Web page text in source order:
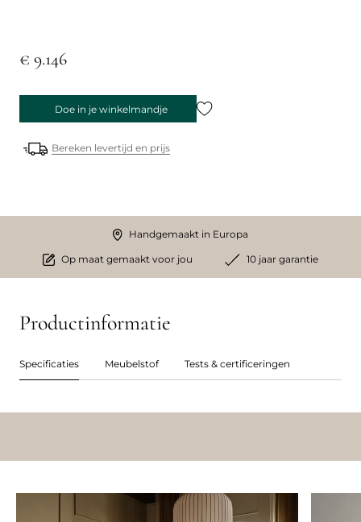
€ 9.146
Doe in je winkelmandje
Bereken levertijd en prijs
Handgemaakt in Europa
Op maat gemaakt voor jou 10 jaar garantie
Productinformatie
Specificaties Meubelstof Tests & certificeringen